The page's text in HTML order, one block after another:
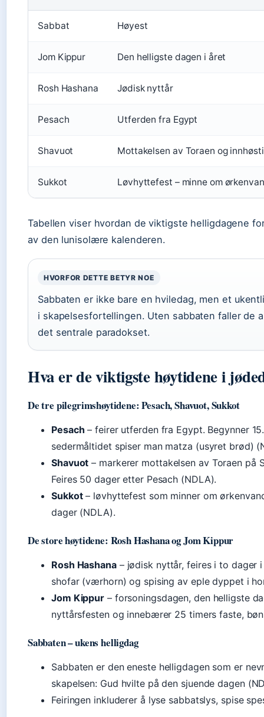
Sabbat Høyest
Jom Kippur Den helligste dagen i året
Rosh Hashana Jødisk nyttår
Pesach Utferden fra Egypt
Shavuot Mottakelsen av Toraen og
Sukkot Løvhyttefest – minne om
Tabellen viser hvordan de viktigste helligdagene
av den lunisolære kalenderen.
HVORFOR DETTE BETYR NOE
Sabbaten er ikke bare en hviledag, men et
i skapelsesfortellingen. Uten sabbaten faller de
det sentrale paradokset.
Hva er de viktigste høytidene i
De tre pilegrimshøytidene: Pesach, Shavuot, Sukkot
Pesach – feirer utferden fra Egypt. Begynner
sedermåltidet spiser man matza (usyret brød)
Shavuot – markerer mottakelsen av Toraen på
Feires 50 dager etter Pesach (NDLA).
Sukkot– løvhyttefest som minner om
dager (NDLA).
De store høytidene: Rosh Hashana og Jom Kippur
Rosh Hashana– jødisk nyttår, feires i to dager
shofar (værhorn) og spising av eple dyppet i
Jom Kippur – forsoningsdagen, den helligste
nyttårsfesten og innebærer 25 timers faste,
Sabbaten – ukens helligdag
Sabbaten er den eneste helligdagen som er
skapelsen: Gud hvilte på den sjuende dagen
Feiringen inkluderer å lyse sabbatslys, spise